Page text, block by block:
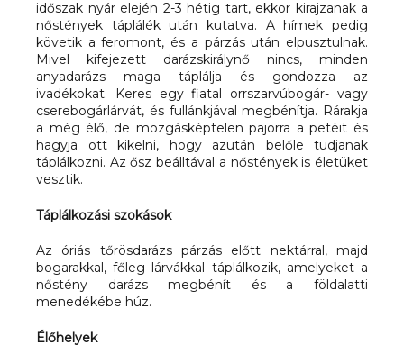
időszak nyár elején 2-3 hétig tart, ekkor kirajzanak a
nőstények táplálék után kutatva. A hímek pedig
követik a feromont, és a párzás után elpusztulnak.
Mivel kifejezett darázskirálynő nincs, minden
anyadarázs maga táplálja és gondozza az
ivadékokat. Keres egy fiatal orrszarvúbogár- vagy
cserebogárlárvát, és fullánkjával megbénítja. Rárakja
a még élő, de mozgásképtelen pajorra a petéit és
hagyja ott kikelni, hogy azután belőle tudjanak
táplálkozni. Az ősz beálltával a nőstények is életüket
vesztik.
Táplálkozási szokások
Az óriás tőrösdarázs párzás előtt nektárral, majd
bogarakkal, főleg lárvákkal táplálkozik, amelyeket a
nőstény darázs megbénít és a földalatti
menedékébe húz.
Élőhelyek